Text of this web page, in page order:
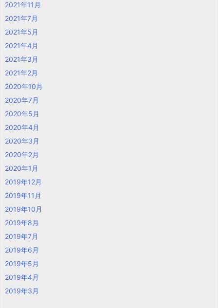
2021年11月
2021年7月
2021年5月
2021年4月
2021年3月
2021年2月
2020年10月
2020年7月
2020年5月
2020年4月
2020年3月
2020年2月
2020年1月
2019年12月
2019年11月
2019年10月
2019年8月
2019年7月
2019年6月
2019年5月
2019年4月
2019年3月